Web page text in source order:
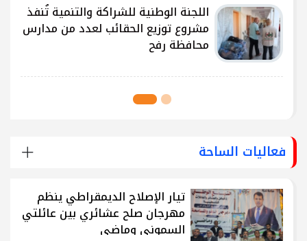
اللجنة الوطنية للشراكة والتنمية تُنفذ
مشروع توزيع الحقائب لعدد من مدارس
محافظة رفح
فعاليات الساحة
تيار الإصلاح الديمقراطي ينظم
مهرجان صلح عشائري بين عائلتي
السموني وماضي